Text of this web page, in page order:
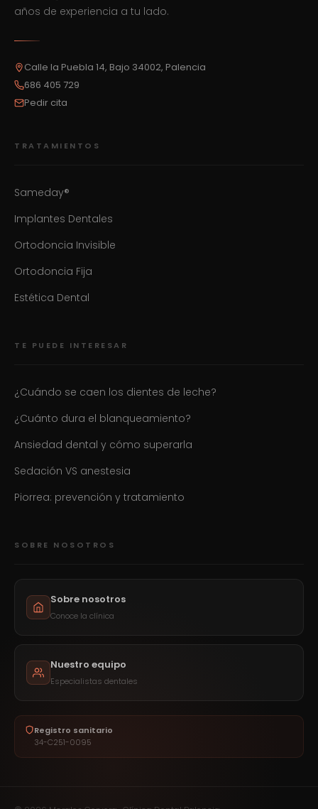
años de experiencia a tu lado.
Calle la Puebla 14, Bajo 34002, Palencia
686 405 729
Pedir cita
TRATAMIENTOS
Sameday®
Implantes Dentales
Ortodoncia Invisible
Ortodoncia Fija
Estética Dental
TE PUEDE INTERESAR
¿Cuándo se caen los dientes de leche?
¿Cuánto dura el blanqueamiento?
Ansiedad dental y cómo superarla
Sedación VS anestesia
Piorrea: prevención y tratamiento
SOBRE NOSOTROS
Sobre nosotros
Conoce la clínica
Nuestro equipo
Especialistas dentales
Registro sanitario
34-C251-0095